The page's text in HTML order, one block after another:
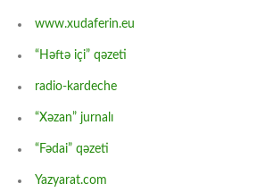
www.xudaferin.eu
“Həftə içi” qəzeti
radio-kardeche
“Xəzan” jurnalı
“Fədai” qəzeti
Yazyarat.com